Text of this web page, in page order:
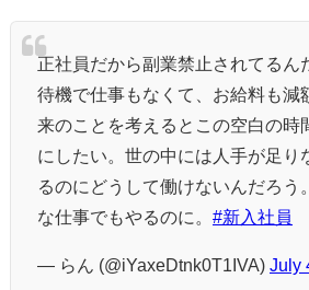
正社員だから副業禁止されてるん
待機で仕事もなくて、お給料も減
来のことを考えるとこの空白の時
にしたい。世の中には人手が足り
るのにどうして働けないんだろう
な仕事でもやるのに。 #新入社員
— らん (@iYaxeDtnk0T1IVA) July